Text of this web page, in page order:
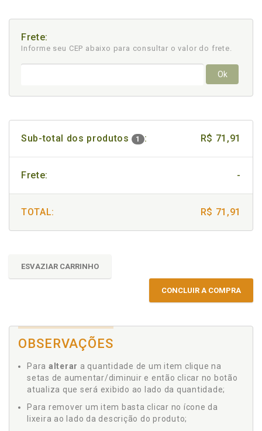
Frete:
Informe seu CEP abaixo para consultar o valor do frete.
Ok
Sub-total dos produtos 1 : R$ 71,91
Frete: -
TOTAL: R$ 71,91
ESVAZIAR CARRINHO
CONCLUIR A COMPRA
OBSERVAÇÕES
Para alterar a quantidade de um item clique na
setas de aumentar/diminuir e então clicar no botão
atualiza que será exibido ao lado da quantidade;
Para remover um item basta clicar no ícone da
lixeira ao lado da descrição do produto;